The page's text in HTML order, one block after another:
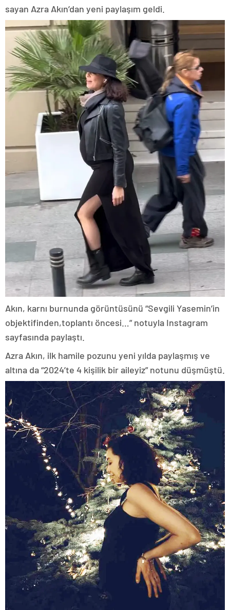
sayan Azra Akın’dan yeni paylaşım geldi.
Akın, karnı burnunda görüntüsünü “Sevgili Yasemin’in
objektifinden,toplantı öncesi…” notuyla Instagram
sayfasında paylaştı.
Azra Akın, ilk hamile pozunu yeni yılda paylaşmış ve
altına da “2024’te 4 kişilik bir aileyiz” notunu düşmüştü.